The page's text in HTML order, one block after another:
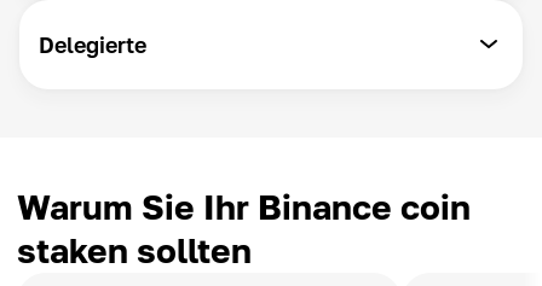
Delegierte
Warum Sie Ihr Binance coin
staken sollten